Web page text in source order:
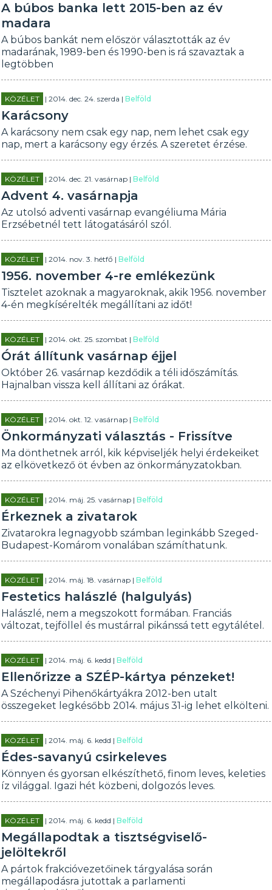
A búbos banka lett 2015-ben az év
madara
A búbos bankát nem először választották az év
madarának, 1989-ben és 1990-ben is rá szavaztak a
legtöbben
KÖZÉLET | 2014. dec. 24. szerda |Belföld
Karácsony
A karácsony nem csak egy nap, nem lehet csak egy
nap, mert a karácsony egy érzés. A szeretet érzése.
KÖZÉLET | 2014. dec. 21. vasárnap |Belföld
Advent 4. vasárnapja
Az utolsó adventi vasárnap evangéliuma Mária
Erzsébetnél tett látogatásáról szól.
KÖZÉLET | 2014. nov. 3. hétfő |Belföld
1956. november 4-re emlékezünk
Tisztelet azoknak a magyaroknak, akik 1956. november
4-én megkísérelték megállítani az időt!
KÖZÉLET | 2014. okt. 25. szombat |Belföld
Órát állítunk vasárnap éjjel
Október 26. vasárnap kezdődik a téli időszámítás.
Hajnalban vissza kell állítani az órákat.
KÖZÉLET | 2014. okt. 12. vasárnap |Belföld
Önkormányzati választás - Frissítve
Ma dönthetnek arról, kik képviseljék helyi érdekeiket
az elkövetkező öt évben az önkormányzatokban.
KÖZÉLET | 2014. máj. 25. vasárnap |Belföld
Érkeznek a zivatarok
Zivatarokra legnagyobb számban leginkább Szeged-
Budapest-Komárom vonalában számíthatunk.
KÖZÉLET | 2014. máj. 18. vasárnap |Belföld
Festetics halászlé (halgulyás)
Halászlé, nem a megszokott formában. Franciás
változat, tejföllel és mustárral pikánssá tett egytálétel.
KÖZÉLET | 2014. máj. 6. kedd |Belföld
Ellenőrizze a SZÉP-kártya pénzeket!
A Széchenyi Pihenőkártyákra 2012-ben utalt
összegeket legkésőbb 2014. május 31-ig lehet elkölteni.
KÖZÉLET | 2014. máj. 6. kedd |Belföld
Édes-savanyú csirkeleves
Könnyen és gyorsan elkészíthető, finom leves, keleties
íz világgal. Igazi hét közbeni, dolgozós leves.
KÖZÉLET | 2014. máj. 6. kedd |Belföld
Megállapodtak a tisztségviselő-
jelöltekről
A pártok frakcióvezetőinek tárgyalása során
megállapodásra jutottak a parlamenti